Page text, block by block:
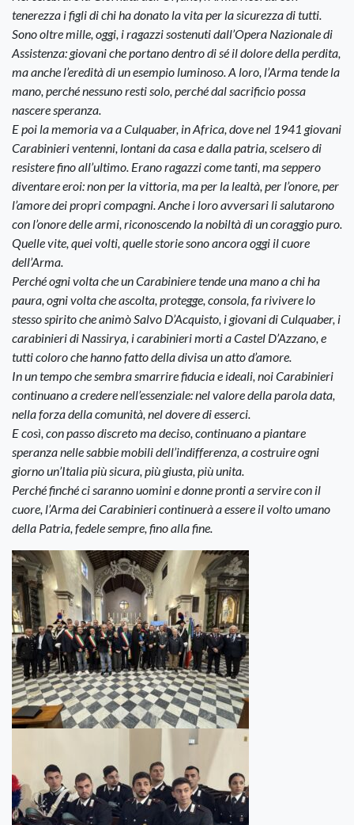
tenerezza i figli di chi ha donato la vita per la sicurezza di tutti.
Sono oltre mille, oggi, i ragazzi sostenuti dall’Opera Nazionale di
Assistenza: giovani che portano dentro di sé il dolore della perdita,
ma anche l’eredità di un esempio luminoso. A loro, l’Arma tende la
mano, perché nessuno resti solo, perché dal sacrificio possa
nascere speranza.
E poi la memoria va a Culquaber, in Africa, dove nel 1941 giovani
Carabinieri ventenni, lontani da casa e dalla patria, scelsero di
resistere fino all’ultimo. Erano ragazzi come tanti, ma seppero
diventare eroi: non per la vittoria, ma per la lealtà, per l’onore, per
l’amore dei propri compagni. Anche i loro avversari li salutarono
con l’onore delle armi, riconoscendo la nobiltà di un coraggio puro.
Quelle vite, quei volti, quelle storie sono ancora oggi il cuore
dell’Arma.
Perché ogni volta che un Carabiniere tende una mano a chi ha
paura, ogni volta che ascolta, protegge, consola, farivivere lo
stesso spirito che animò Salvo D’Acquisto, i giovani di Culquaber, i
carabinieri di Nassirya, i carabinieri morti a Castel D’Azzano, e
tutti coloro che hanno fatto della divisa un atto d’amore.
In un tempo che sembra smarrire fiducia e ideali, noi Carabinieri
continuano a credere nell’essenziale: nel valore della parola data,
nella forza della comunità, nel dovere di esserci.
E così, con passo discreto ma deciso, continuano a piantare
speranza nelle sabbie mobili dell’indifferenza, a costruire ogni
giorno un’Italia più sicura, più giusta, più unita.
Perché finché ci saranno uomini e donne pronti a servire con il
cuore, l’Arma dei Carabinieri continuerà a essere il volto umano
della Patria, fedele sempre, fino alla fine.